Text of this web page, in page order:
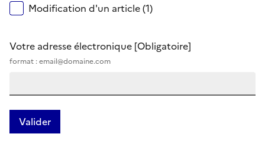
Modification d'un article (1)
Votre adresse électronique [Obligatoire]
format : email@domaine.com